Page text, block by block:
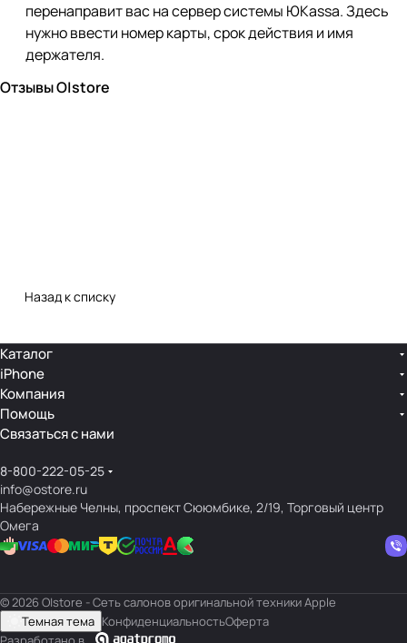
перенаправит вас на сервер системы ЮKassa. Здесь
нужно ввести номер карты, срок действия и имя
держателя.
Отзывы O|store
Назад к списку
Каталог
iPhone
Компания
Помощь
Связаться с нами
8-800-222-05-25
info@ostore.ru
Набережные Челны, проспект Сююмбике, 2/19, Торговый центр
Омега
© 2026 O|store - Сеть салонов оригинальной техники Apple
Темная тема КонфиденциальностьОферта